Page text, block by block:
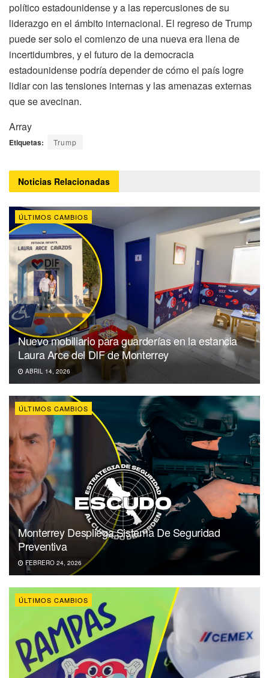
político estadounidense y a las repercusiones de su
liderazgo en el ámbito internacional. El regreso de Trump
puede ser solo el comienzo de una nueva era llena de
incertidumbres, y el futuro de la democracia
estadounidense podría depender de cómo el país logre
lidiar con las tensiones internas y las amenazas externas
que se avecinan.
Array
Etiquetas: Trump
Noticias Relacionadas
ÚLTIMOS CAMBIOS
Nuevo mobiliario para guarderías en la estancia
Laura Arce del DIF de Monterrey
ABRIL 14, 2026
ÚLTIMOS CAMBIOS
Monterrey Despliega Sistema De Seguridad
Preventiva
FEBRERO 24, 2026
ÚLTIMOS CAMBIOS